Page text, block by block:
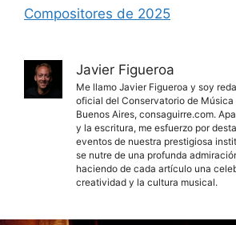
Compositores de 2025
Javier Figueroa
Me llamo Javier Figueroa y soy
oficial del Conservatorio de Música
Buenos Aires, consaguirre.com.
y la escritura, me esfuerzo por
eventos de nuestra prestigiosa
se nutre de una profunda
haciendo de cada artículo una
creatividad y la cultura musical.